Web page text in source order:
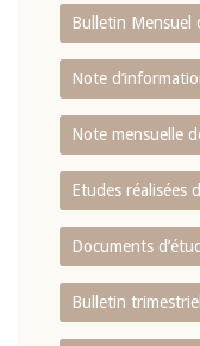
Bulletin Mensuel
Note
Note mensuelle
Etudes réalisées
Documents
Bulletin